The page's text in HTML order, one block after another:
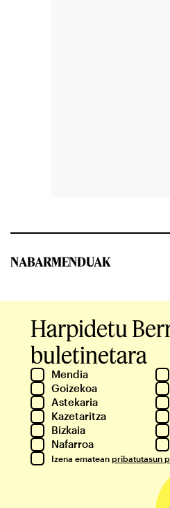
NABARMENDUAK
Harpidetu
buletinetara
Mendia
Goizekoa
Astekaria
Kazetaritza
Bizkaia
Nafarroa
Izena ematean pribatutasun